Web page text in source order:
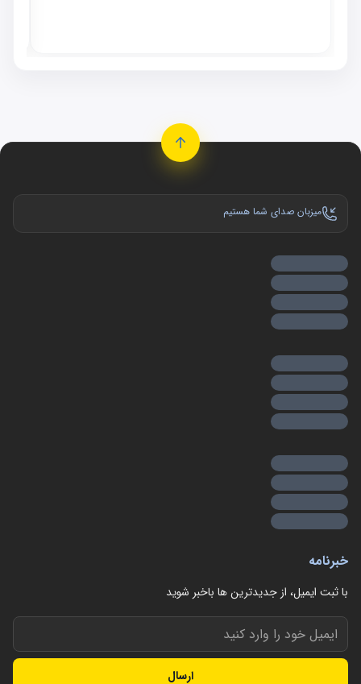
میزبان صدای شما هستیم
خبرنامه
با ثبت ایمیل، از جدید‌ترین ها با‌خبر شوید
ارسال